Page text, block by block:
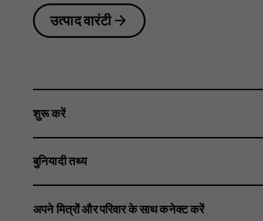
उत्पाद वारंटी
शुरू करें
बुनियादी तथ्य
अपने मित्रों और परिवार के साथ कनेक्ट करें